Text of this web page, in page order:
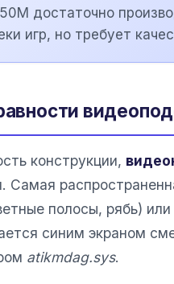
достаточно
игр, но требует
конструкции,
Самая
полосы, рябь)
синим экраном
atikmdag.sys.